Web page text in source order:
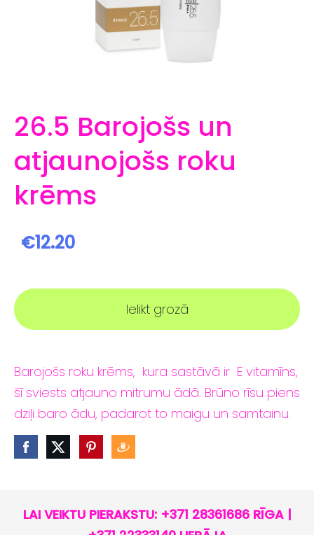
26.5 Barojošs un
atjaunojošs roku
krēms
€12.20
Ielikt grozā
Barojošs roku krēms, kura sastāvā ir E vitamīns,
šī sviests atjauno mitrumu ādā. Brūno rīsu piens
dziļi baro ādu, padarot to maigu un samtainu.
LAI VEIKTU PIERAKSTU: +371 28361686 RĪGA |